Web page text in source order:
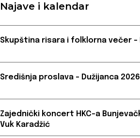
Najave i kalendar
Skupština risara i folklorna večer –
Središnja proslava – Dužijanca
Zajednički koncert HKC-a
Vuk Karadžić